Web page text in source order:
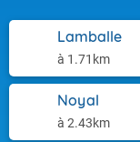
Lamballe
à 1.71km
Noyal
à 2.43km